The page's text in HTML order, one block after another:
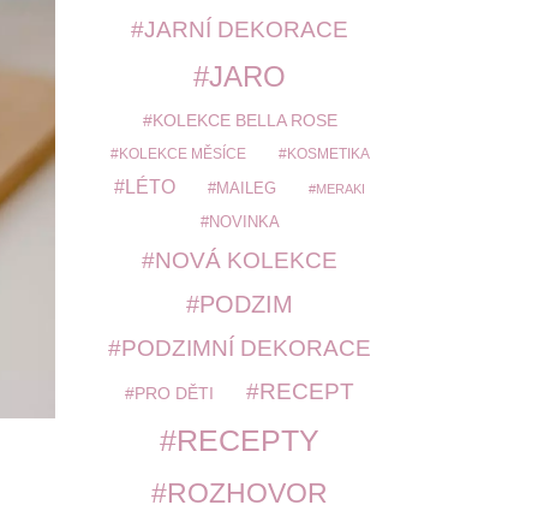
JARNÍ DEKORACE
JARO
KOLEKCE BELLA ROSE
KOLEKCE MĚSÍCE KOSMETIKA
LÉTO MAILEG MERAKI
NOVINKA
NOVÁ KOLEKCE
PODZIM
PODZIMNÍ DEKORACE
PRO DĚTI RECEPT
RECEPTY
ROZHOVOR